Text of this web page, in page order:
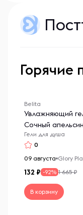
Горячие
Belita
Увлажняющий
Сочный
джаз
Гели для душа
0
09 августа Glory
132 -92% 1 665 ₽
В корзину